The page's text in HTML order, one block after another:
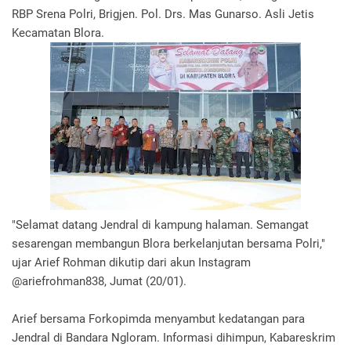
RBP Srena Polri, Brigjen. Pol. Drs. Mas Gunarso. Asli Jetis
Kecamatan Blora.
"Selamat datang Jendral di kampung halaman. Semangat
sesarengan membangun Blora berkelanjutan bersama Polri,"
ujar Arief Rohman dikutip dari akun Instagram
@ariefrohman838, Jumat (20/01).
Arief bersama Forkopimda menyambut kedatangan para
Jendral di Bandara Ngloram. Informasi dihimpun, Kabareskrim